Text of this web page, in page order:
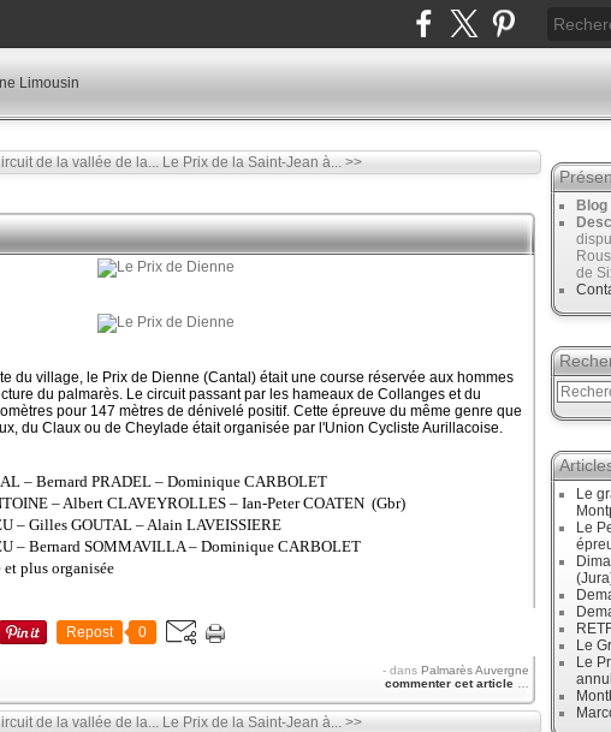
Limousin
de la vallée de la... Le Prix de la Saint-Jean à... >>
du village, le Prix de Dienne (Cantal) était une course réservée aux hommes
du palmarès. Le circuit passant par les hameaux de Collanges et du
pour 147 mètres de dénivelé positif. Cette épreuve du même genre que
du Claux ou de Cheylade était organisée par l'Union Cycliste Aurillacoise.
– Bernard PRADEL – Dominique CARBOLET
– Albert CLAVEYROLLES – Ian-Peter COATEN (Gbr)
– Gilles GOUTAL – Alain LAVEISSIERE
– Bernard SOMMAVILLA – Dominique CARBOLET
plus organisée
Repost 0
- dans Palmarès Auvergne
commenter cet article
de la vallée de la... Le Prix de la Saint-Jean à... >>
Blog
de
Le
Le
Le
Le